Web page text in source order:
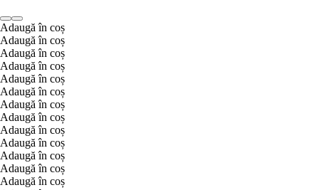
Adaugă în coș
Adaugă în coș
Adaugă în coș
Adaugă în coș
Adaugă în coș
Adaugă în coș
Adaugă în coș
Adaugă în coș
Adaugă în coș
Adaugă în coș
Adaugă în coș
Adaugă în coș
Adaugă în coș